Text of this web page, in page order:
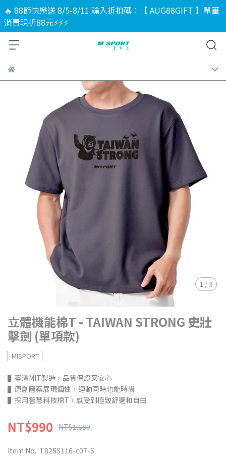
🔥 88節快樂送 8/5-8/11 輸入折扣碼：【 AUG88GIFT 】單筆
消費現折88元⚡⚡⚡
1 /3
立體機能棉T - TAIWAN STRONG 史壯
擊劍 (單項款)
MISPORT
▌臺灣MIT製造，品質保證又安心
▌原創圖案展現個性，運動同時也能時尚
▌採用智慧科技棉T，感受到極致舒適和自由
NT$990 NT$1,680
Item No.: T825S116-c07-S